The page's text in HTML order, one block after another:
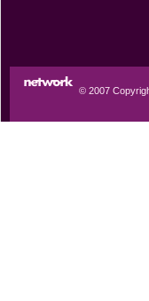
© 2007